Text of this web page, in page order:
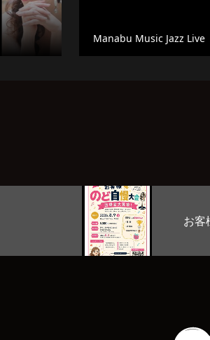
Manabu Music Jazz Live
お客様のど自慢大会